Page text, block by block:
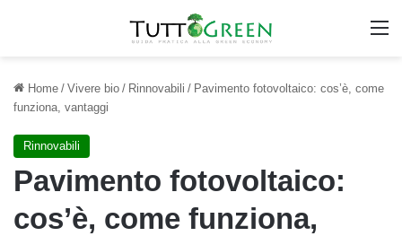
Home / Vivere bio / Rinnovabili / Pavimento fotovoltaico: cos’è, come
funziona, vantaggi
Rinnovabili
Pavimento fotovoltaico:
cos’è, come funziona,